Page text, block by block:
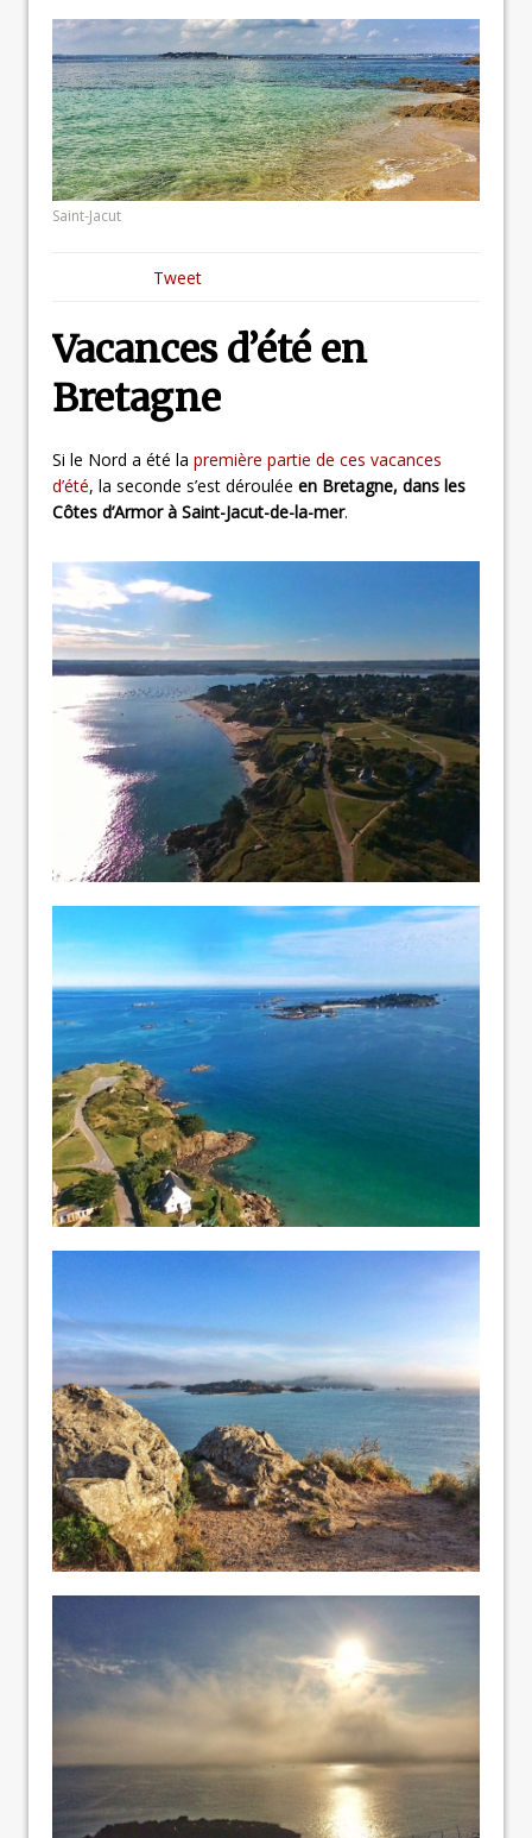
Saint-Jacut
Tweet
Vacances d’été en
Bretagne
Si le Nord a été la première partie de ces vacances
d’été, la seconde s’est déroulée en Bretagne, dans les
Côtes d’Armor à Saint-Jacut-de-la-mer.